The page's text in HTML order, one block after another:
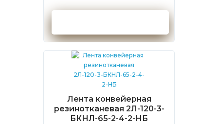
Лента конвейерная
резинотканевая 2Л-120-3-
БКНЛ-65-2-4-2-НБ